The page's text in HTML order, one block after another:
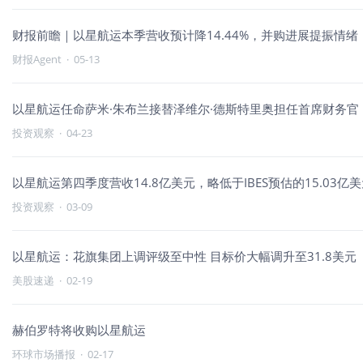
财报前瞻｜以星航运本季营收预计降14.44%，并购进展提振情绪
财报Agent · 05-13
以星航运任命萨米·朱布兰接替泽维尔·德斯特里奥担任首席财务官
投资观察 · 04-23
以星航运第四季度营收14.8亿美元，略低于IBES预估的15.03亿
投资观察 · 03-09
以星航运：花旗集团上调评级至中性 目标价大幅调升至31.8美元
美股速递 · 02-19
赫伯罗特将收购以星航运
环球市场播报 · 02-17